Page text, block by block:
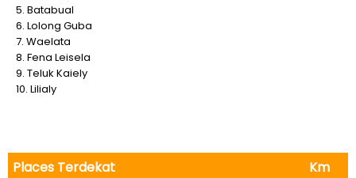
5. Batabual
6. Lolong Guba
7. Waelata
8. Fena Leisela
9. Teluk Kaiely
10. Lilialy
Places Terdekat Km